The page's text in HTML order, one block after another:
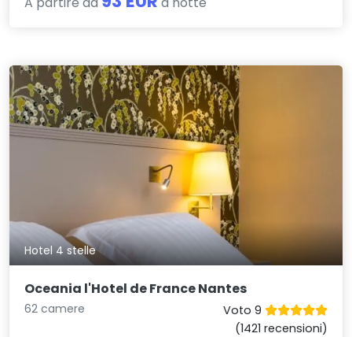
Hotel 4 stelle
Oceania l'Hotel de France Nantes
62 camere
Voto 9
(1421 recensioni)